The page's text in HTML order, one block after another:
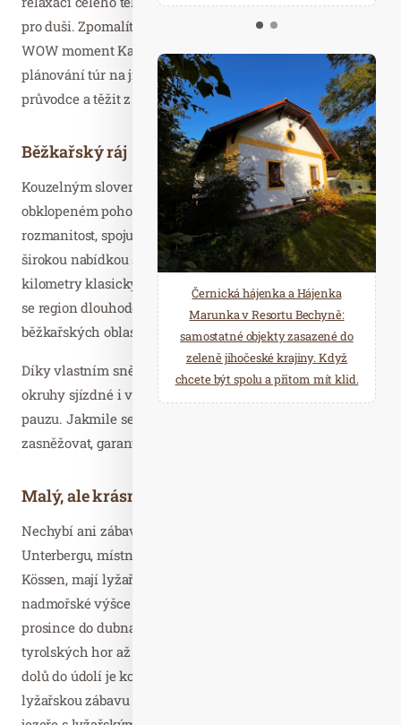
pro duši. Zpomalíte a na vlastní kůži pocítíte specifický
WOW moment Kaiserwinklu. Ti, kteří raději přenechají
plánování túr na jiných, mohou kontaktovat místního
průvodce a těžit z jeho zasvěcených znalostí.
Běžkařský ráj
Kouzelným slovem zimy v tyrolském Kaiserwinklu,
obklopeném pohoří Wilder a Zahmer Kaiser, je
rozmanitost, spojující pořádnou špetku zimní idylky s
širokou nabídkou sportovních příležitostí. Se 121
kilometry klasických a 119,5 kilometry bruslařských tratí
se region dlouhodobě etabloval jako jedna z vynikajících
běžkařských oblastí v Rakousku.
Díky vlastním sněžným zařízením jsou dva běžkařské
okruhy sjízdné i v případě, kdy si Matka Příroda vezme
pauzu. Jakmile se ochladí natolik, že je možné
zasněžovat, garantujeme, že si tady zaběžkujete!
Malý, ale krásný lyžařský areál
Nechybí ani zábava ze sjezdového lyžování. Na
Unterbergu, místní hoře živého lyžařského střediska
Kössen, mají lyžaři k dispozici rozmanitý areál v
nadmořské výšce 1700 metrů. Sníh tady zaručeně leží od
prosince do dubna s nádherným alpským výhledem od
tyrolských hor až k bavorskému Chiemgau. Celý sjezd
dolů do údolí je kompletně zasněžovaný. Speciální
lyžařskou zábavu nabízí i Walchsee na stejnojmenném
Černická hájenka a Hájenka
Marunka v Resortu Bechyně:
samostatné objekty zasazené do
zeleně jihočeské krajiny. Když
chcete být spolu a přitom mít klid.